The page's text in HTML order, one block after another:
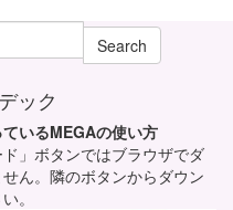
Search
ック
いるMEGAの使い方
」ボタンではブラウザでダ
ん。隣のボタンからダウン
。